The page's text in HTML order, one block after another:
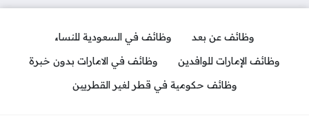
وظائف عن بعد
وظائف في السعودية للنساء
وظائف الإمارات للوافدين
وظائف في الامارات بدون خبرة
وظائف حكومية في قطر لغير القطريين